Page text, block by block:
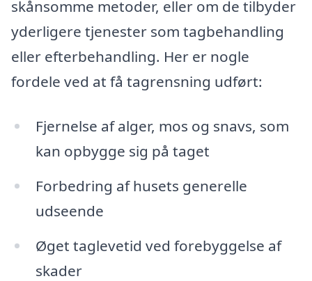
skånsomme metoder, eller om de tilbyder
yderligere tjenester som tagbehandling
eller efterbehandling. Her er nogle
fordele ved at få tagrensning udført:
Fjernelse af alger, mos og snavs, som
kan opbygge sig på taget
Forbedring af husets generelle
udseende
Øget taglevetid ved forebyggelse af
skader